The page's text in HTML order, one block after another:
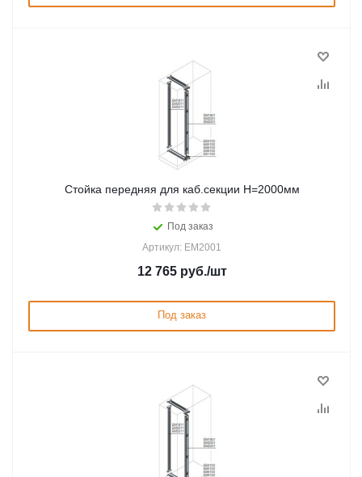
Стойка передняя для каб.секции H=2000мм
Под заказ
Артикул: EM2001
12 765руб./шт
Под заказ